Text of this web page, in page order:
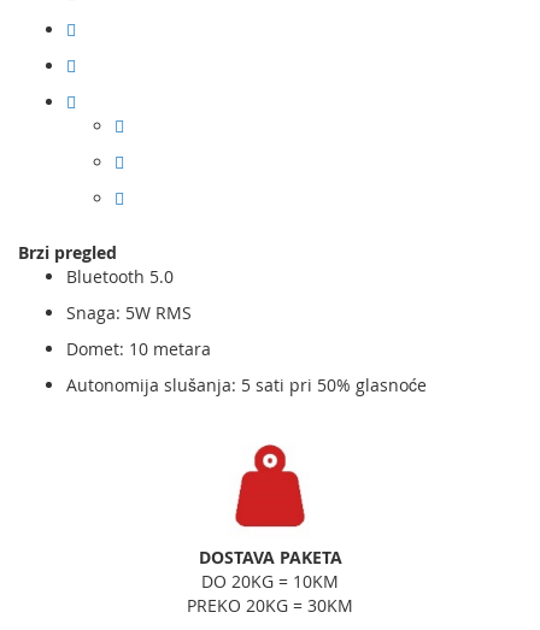
Brzi pregled
Bluetooth 5.0
Snaga: 5W RMS
Domet: 10 metara
Autonomija slušanja: 5 sati pri 50% glasnoće
DOSTAVA PAKETA
DO 20KG = 10KM
PREKO 20KG = 30KM